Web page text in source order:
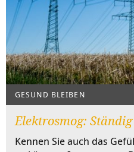
GESUND BLEIBEN
Elektrosmog:
Kennen Sie auch das